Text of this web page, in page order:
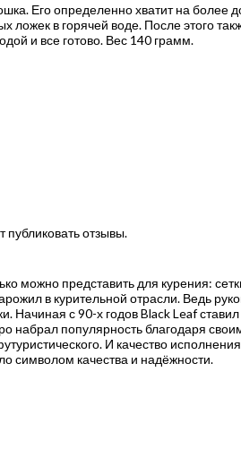
Его определенно хватит на более
в горячей воде. После этого
и все готово. Вес 140 грамм.
публиковать отзывы.
можно представить для курения:
в курительной отрасли. Ведь
Начиная с 90-х годов Black Leaf
набрал популярность благодаря
И качество
символом качества и надёжности.